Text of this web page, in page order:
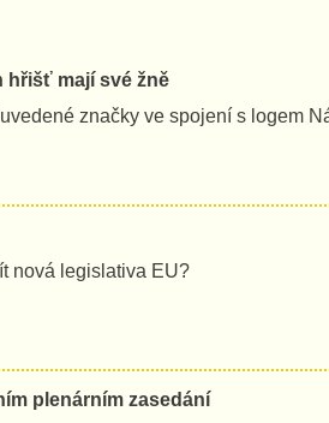
hřišť mají své žně
značky ve spojení s logem
nová legislativa EU?
plenárním zasedání